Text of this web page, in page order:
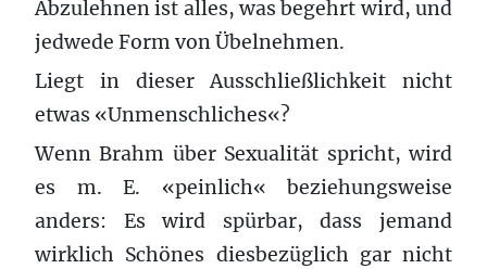
Abzulehnen ist alles, was begehrt wird, und
jedwede Form von Übelnehmen.
Liegt in dieser Ausschließlichkeit nicht
etwas «Unmenschliches«?
Wenn Brahm über Sexualität spricht, wird
es m. E. «peinlich« beziehungsweise
anders: Es wird spürbar, dass jemand
wirklich Schönes diesbezüglich gar nicht